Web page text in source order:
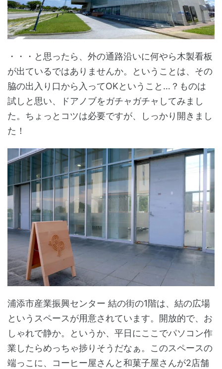
・・・と思ったら、外の通路沿いに何やら木製看板
が出ているではありませんか。ということは、その
脇の出入り口から入ってOKということ…？ものは
試しと思い、ドアノブをガチャガチャしてみまし
た。ちょっとコツは必要ですが、しっかり開きまし
た！
浦添市産業振興センター 結の街の1階は、結の広場
というスペースが用意されています。開放的で、お
しゃれで静か。というか、平日にここでパソコン作
業したらめっちゃ捗りそうだなぁ。このスペースの
端っこに、コーヒー屋さんと和菓子屋さんが2店舗